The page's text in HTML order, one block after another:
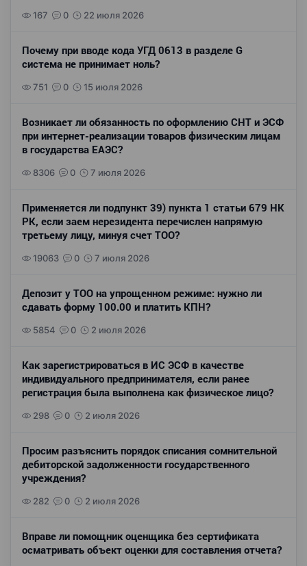
167 0 22 июля 2026
Почему при вводе кода УГД 0613 в разделе G
система не принимает ноль?
751 0 15 июля 2026
Возникает ли обязанность по оформлению СНТ и ЭСФ
при интернет-реализации товаров физическим лицам
в государства ЕАЭС?
8306 0 7 июля 2026
Применяется ли подпункт 39) пункта 1 статьи 679 НК
РК, если заем нерезидента перечислен напрямую
третьему лицу, минуя счет ТОО?
19063 0 7 июля 2026
Депозит у ТОО на упрощенном режиме: нужно ли
сдавать форму 100.00 и платить КПН?
5854 0 2 июля 2026
Как зарегистрироваться в ИС ЭСФ в качестве
индивидуального предпринимателя, если ранее
регистрация была выполнена как физическое лицо?
298 0 2 июля 2026
Просим разъяснить порядок списания сомнительной
дебиторской задолженности государственного
учреждения?
282 0 2 июля 2026
Вправе ли помощник оценщика без сертификата
осматривать объект оценки для составления отчета?